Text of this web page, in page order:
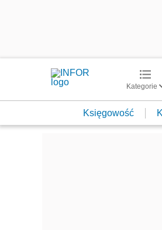
Kategorie
Księgowość